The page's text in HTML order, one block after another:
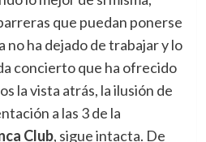
que puedan ponerse
no ha dejado de trabajar y lo
concierto que ha ofrecido
la vista atrás, la ilusión de
a las 3 de la
Club, sigue intacta. De